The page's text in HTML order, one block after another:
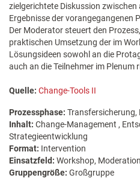
zielgerichtete Diskussion
Ergebnisse der vorangegangenen
Der Moderator steuert den
praktischen Umsetzung der im
Lösungsideen sowohl an die
auch an die Teilnehmer im Plenum
Quelle: Change-Tools II
Prozessphase: Transfersicherung,
Inhalt: Change-Management ,
Strategieentwicklung
Format: Intervention
Einsatzfeld: Workshop,
Gruppengröße: Großgruppe